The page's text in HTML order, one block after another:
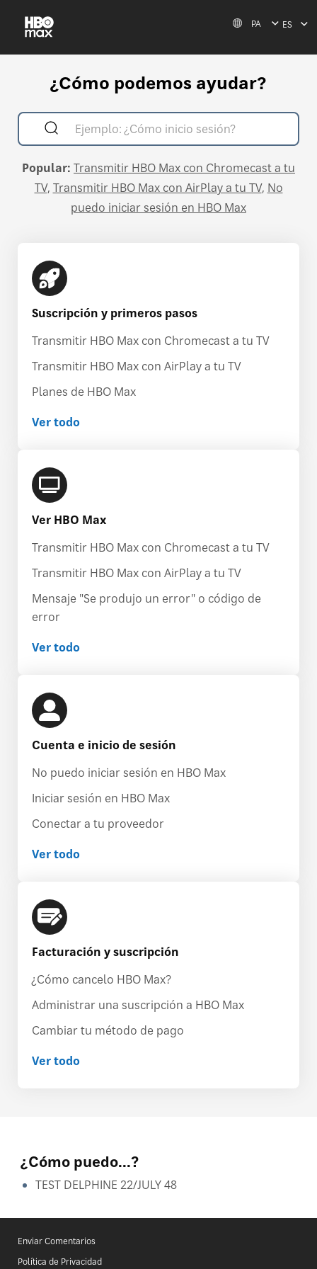
PA ES
¿Cómo podemos ayudar?
Popular: Transmitir HBO Max con Chromecast a tu
TV Transmitir HBO Max con AirPlay a tu TV No
puedo iniciar sesión en HBO Max
Suscripción y primeros pasos
Transmitir HBO Max con Chromecast a tu TV
Transmitir HBO Max con AirPlay a tu TV
Planes de HBO Max
Ver todo
Ver HBO Max
Transmitir HBO Max con Chromecast a tu TV
Transmitir HBO Max con AirPlay a tu TV
Mensaje "Se produjo un error" o código de
error
Ver todo
Cuenta e inicio de sesión
No puedo iniciar sesión en HBO Max
Iniciar sesión en HBO Max
Conectar a tu proveedor
Ver todo
Facturación y suscripción
¿Cómo cancelo HBO Max?
Administrar una suscripción a HBO Max
Cambiar tu método de pago
Ver todo
¿Cómo puedo...?
TEST DELPHINE 22/JULY 48
Enviar Comentarios
Política de Privacidad